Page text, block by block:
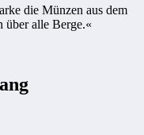
die Münzen aus dem
über alle Berge.«